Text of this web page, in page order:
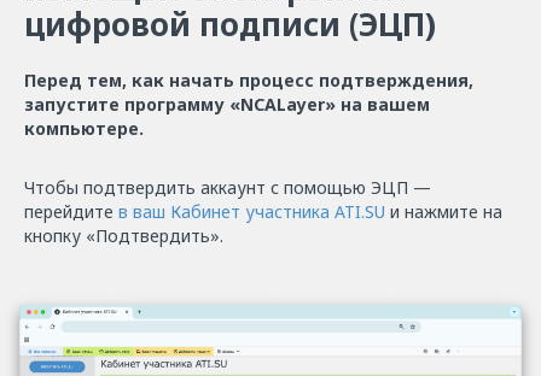
цифровой подписи (ЭЦП)
Перед тем, как начать процесс подтверждения,
запустите программу «NCАLayer» на вашем
компьютере.
Чтобы подтвердить аккаунт с помощью ЭЦП —
перейдите в ваш Кабинет участника ATI.SU и нажмите на
кнопку «Подтвердить».